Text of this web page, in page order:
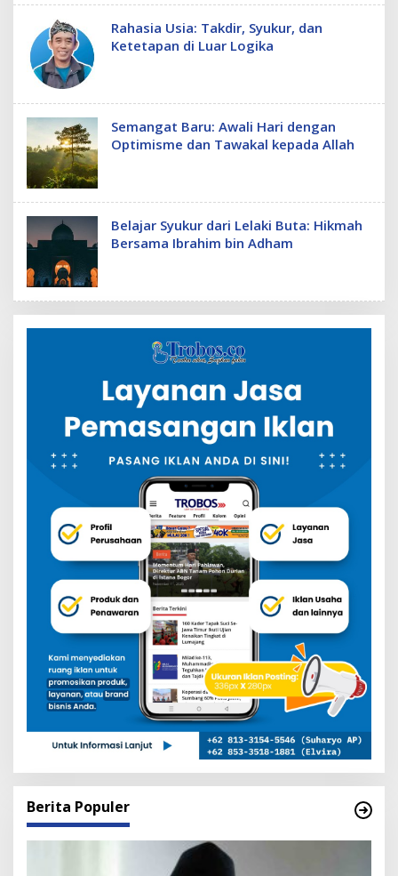
Rahasia Usia: Takdir, Syukur, dan
Ketetapan di Luar Logika
Semangat Baru: Awali Hari dengan
Optimisme dan Tawakal kepada Allah
Belajar Syukur dari Lelaki Buta: Hikmah
Bersama Ibrahim bin Adham
Berita Populer